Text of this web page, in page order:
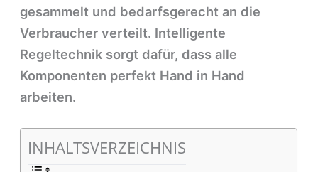
gesammelt und bedarfsgerecht an die
Verbraucher verteilt. Intelligente
Regeltechnik sorgt dafür, dass alle
Komponenten perfekt Hand in Hand
arbeiten.
INHALTSVERZEICHNIS